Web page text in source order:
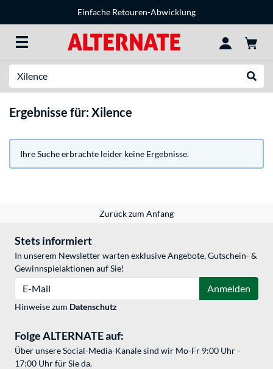
Einfache Retouren-Abwicklung
Ergebnisse für: Xilence
Ihre Suche erbrachte leider keine Ergebnisse.
Zurück zum Anfang
Stets informiert
In unserem Newsletter warten exklusive Angebote, Gutschein- &
Gewinnspielaktionen auf Sie!
Anmelden
Hinweise zum Datenschutz
Folge ALTERNATE auf:
Über unsere Social-Media-Kanäle sind wir Mo-Fr 9:00 Uhr -
17:00 Uhr für Sie da.